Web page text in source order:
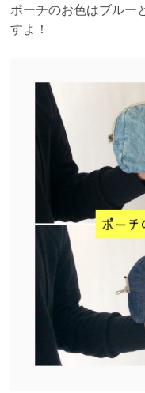
ポーチのお色はブルー
すよ！